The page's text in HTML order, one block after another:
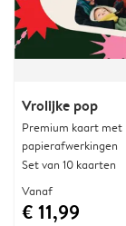
Vrolijke pop
Premium kaart met
papierafwerkingen
Set van 10 kaarten
Vanaf
€ 11,99